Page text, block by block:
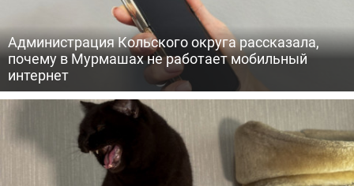
Администрация Кольского округа рассказала,
почему в Мурмашах не работает мобильный
интернет